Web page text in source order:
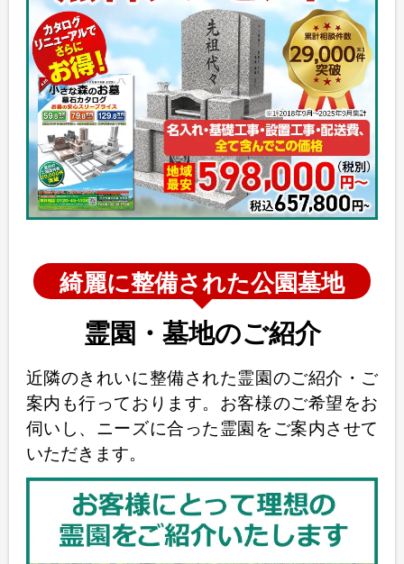
綺麗に整備された公園墓地
霊園・墓地のご紹介
近隣のきれいに整備された霊園のご紹介・ご
案内も行っております。お客様のご希望をお
伺いし、ニーズに合った霊園をご案内させて
いただきます。